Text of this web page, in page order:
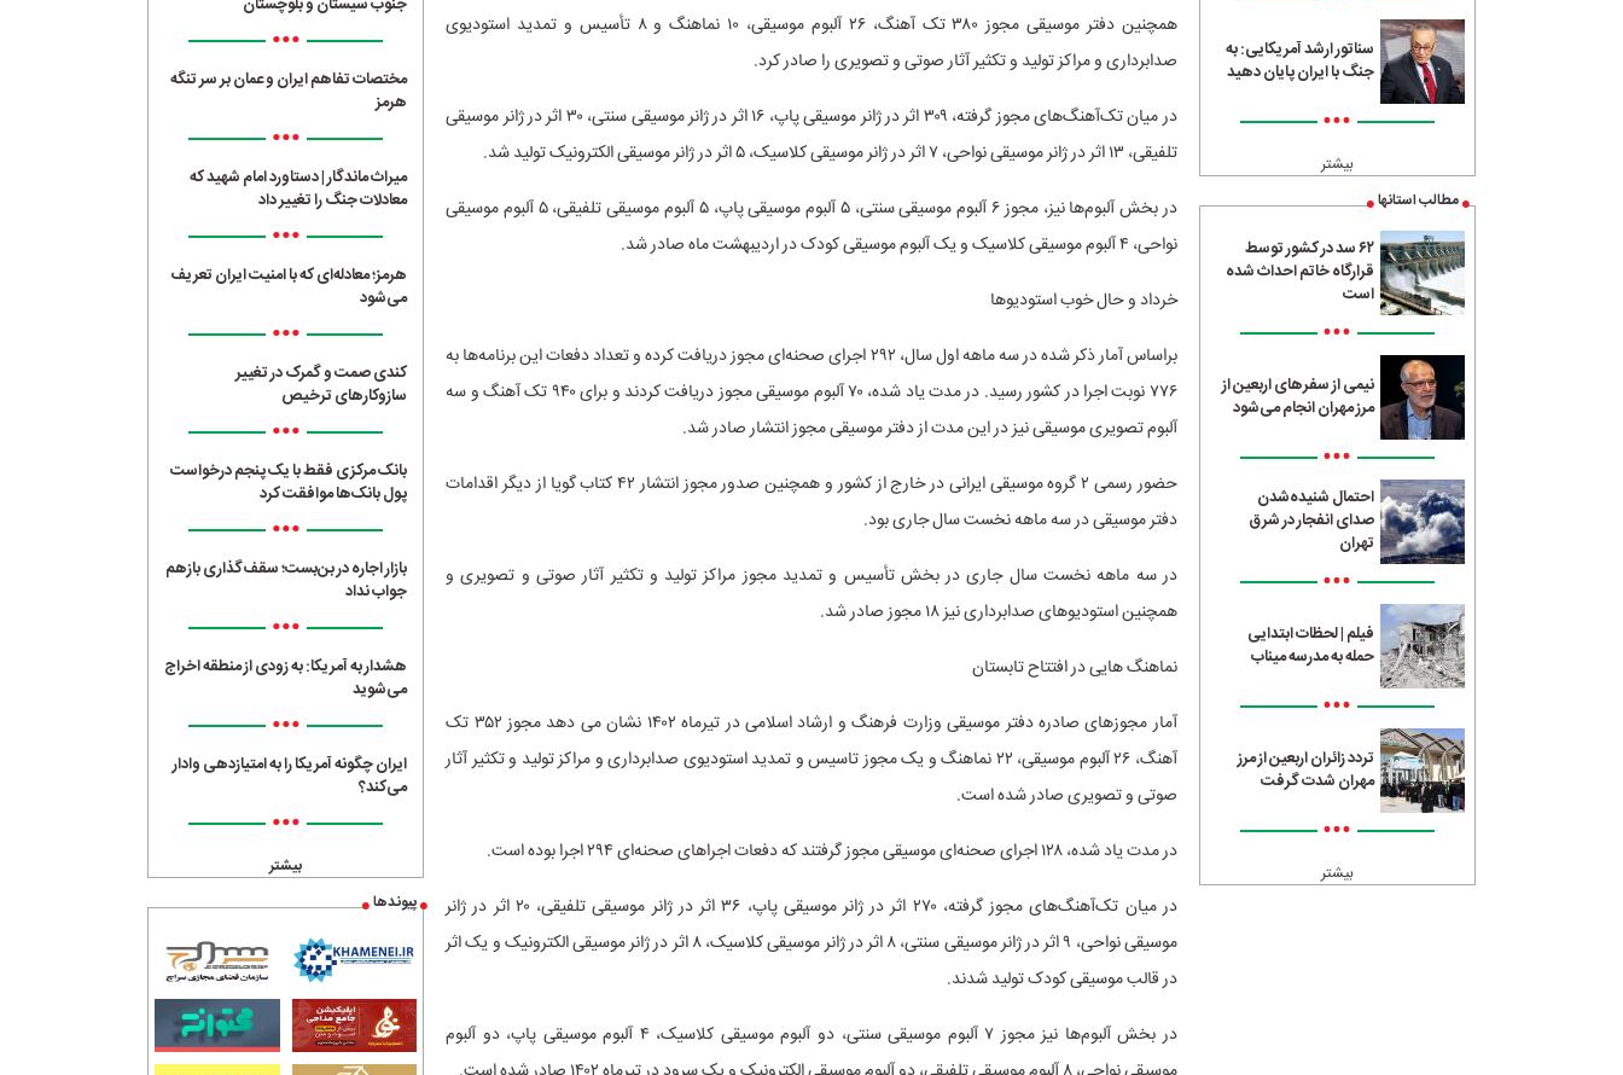
سناتور ارشد آمریکایی: به
جنگ با ایران پایان دهید
•••
بیشتر
مطالب استانها
۶۲ سد در کشور توسط
قرارگاه خاتم احداث شده
است
•••
نیمی از سفرهای اربعین از
مرز مهران انجام می‌شود
•••
احتمال شنیده‌شدن
صدای انفجار در شرق
تهران
•••
فیلم | لحظات ابتدایی
حمله به مدرسه میناب
•••
تردد زائران اربعین از مرز
مهران شدت گرفت
•••
بیشتر
همچنین دفتر موسیقی مجوز ۳۸۰ تک آهنگ، ۲۶ آلبوم موسیقی، ۱۰ نماهنگ و ۸ تأسیس و تمدید استودیوی
صدابرداری و مراکز تولید و تکثیر آثار صوتی و تصویری را صادر کرد.
در میان تک‌آهنگ‌های مجوز گرفته، ۳۰۹ اثر در ژانر موسیقی پاپ، ۱۶ اثر در ژانر موسیقی سنتی، ۳۰ اثر در ژانر موسیقی
تلفیقی، ۱۳ اثر در ژانر موسیقی نواحی، ۷ اثر در ژانر موسیقی کلاسیک، ۵ اثر در ژانر موسیقی الکترونیک تولید شد.
در بخش آلبوم‌ها نیز، مجوز ۶ آلبوم موسیقی سنتی، ۵ آلبوم موسیقی پاپ، ۵ آلبوم موسیقی تلفیقی، ۵ آلبوم موسیقی
نواحی، ۴ آلبوم موسیقی کلاسیک و یک آلبوم موسیقی کودک در اردیبهشت ماه صادر شد.
خرداد و حال خوب استودیوها
براساس آمار ذکر شده در سه ماهه اول سال، ۲۹۲ اجرای صحنه‌ای مجوز دریافت کرده و تعداد دفعات این برنامه‌ها به
۷۷۶ نوبت اجرا در کشور رسید. در مدت یاد شده، ۷۰ آلبوم موسیقی مجوز دریافت کردند و برای ۹۴۰ تک آهنگ و سه
آلبوم تصویری موسیقی نیز در این مدت از دفتر موسیقی مجوز انتشار صادر شد.
حضور رسمی ۲ گروه موسیقی ایرانی در خارج از کشور و همچنین صدور مجوز انتشار ۴۲ کتاب گویا از دیگر اقدامات
دفتر موسیقی در سه ماهه نخست سال جاری بود.
در سه ماهه نخست سال جاری در بخش تأسیس و تمدید مجوز مراکز تولید و تکثیر آثار صوتی و تصویری و
همچنین استودیوهای صدابرداری نیز ۱۸ مجوز صادر شد.
نماهنگ هایی در افتتاح تابستان
آمار مجوزهای صادره دفتر موسیقی وزارت فرهنگ و ارشاد اسلامی در تیرماه ۱۴۰۲ نشان می دهد مجوز ۳۵۲ تک
آهنگ، ۲۶ آلبوم موسیقی، ۲۲ نماهنگ و یک مجوز تاسیس و تمدید استودیوی صدابرداری و مراکز تولید و تکثیر آثار
صوتی و تصویری صادر شده است.
در مدت یاد شده، ۱۲۸ اجرای صحنه‌ای موسیقی مجوز گرفتند که دفعات اجراهای صحنه‌ای ۲۹۴ اجرا بوده است.
در میان تک‌آهنگ‌های مجوز گرفته، ۲۷۰ اثر در ژانر موسیقی پاپ، ۳۶ اثر در ژانر موسیقی تلفیقی، ۲۰ اثر در ژانر
موسیقی نواحی، ۹ اثر در ژانر موسیقی سنتی، ۸ اثر در ژانر موسیقی کلاسیک، ۸ اثر در ژانر موسیقی الکترونیک و یک اثر
در قالب موسیقی کودک تولید شدند.
در بخش آلبوم‌ها نیز مجوز ۷ آلبوم موسیقی سنتی، دو آلبوم موسیقی کلاسیک، ۴ آلبوم موسیقی پاپ، دو آلبوم
•••
مختصات تفاهم ایران و عمان بر سر تنگه
هرمز
•••
میراث ماندگار | دستاورد امام شهید که
معادلات جنگ را تغییر داد
•••
هرمز؛ معادله‌ای که با امنیت ایران تعریف
می‌شود
•••
کندی صمت و گمرک در تغییر
سازوکارهای ترخیص
•••
بانک مرکزی فقط با یک‌ پنجم درخواست
پول بانک‌ها موافقت کرد
•••
بازار اجاره در بن‌بست؛ سقف‌گذاری بازهم
جواب نداد
•••
هشدار به آمریکا: به زودی از منطقه اخراج
می‌شوید
•••
ایران چگونه آمریکا را به امتیازدهی وادار
می‌کند؟
•••
بیشتر
پیوندها